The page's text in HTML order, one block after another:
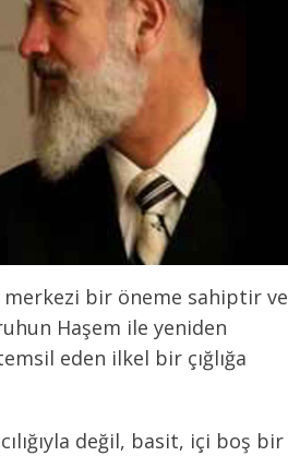
merkezi bir öneme sahiptir ve
Haşem ile yeniden
eden ilkel bir çığlığa
değil, basit, içi boş bir